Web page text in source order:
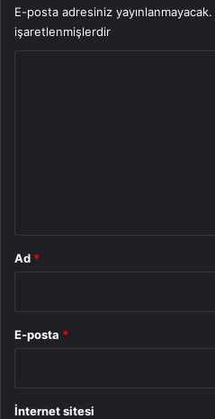
E-posta adresiniz yayınlanmayacak.
işaretlenmişlerdir
Ad *
E-posta *
İnternet sitesi